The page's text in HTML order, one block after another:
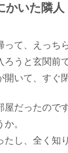
かいた隣人
って、えっち
ろうと玄関前
開いて、すぐ
屋だったので
。
し、全く知